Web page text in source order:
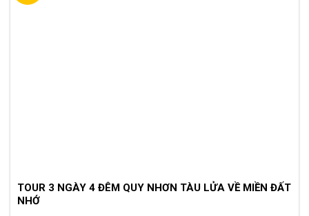
TOUR 3 NGÀY 4 ĐÊM QUY NHƠN TÀU LỬA VỀ MIỀN ĐẤT
NHỚ